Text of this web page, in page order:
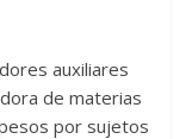
auxiliares
de materias
por sujetos